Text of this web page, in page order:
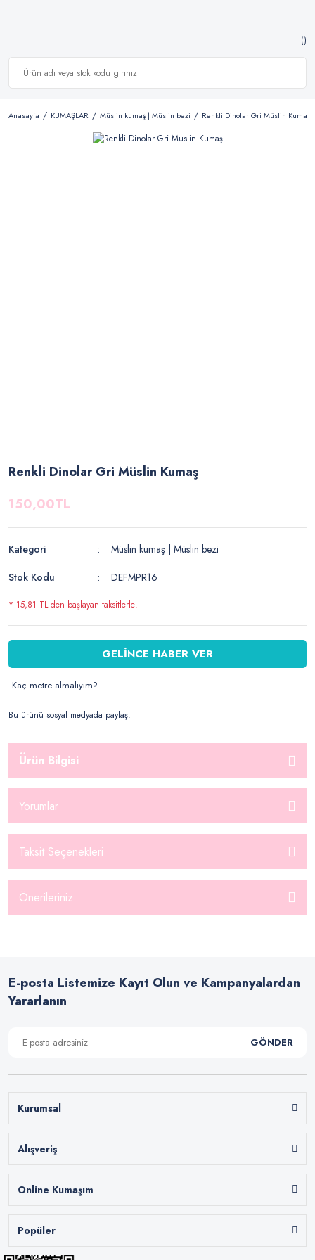
Anasayfa KUMAŞLAR Müslin kumaş | Müslin bezi Renkli Dinolar Gri Müslin Kumaş
Renkli Dinolar Gri Müslin Kumaş
150,00TL
Kategori
Müslin kumaş | Müslin bezi
Stok Kodu
DEFMPR16
* 15,81 TL den başlayan taksitlerle!
GELİNCE HABER VER
Kaç metre almalıyım?
Bu ürünü sosyal medyada paylaş!
Ürün Bilgisi
Yorumlar
Taksit Seçenekleri
Önerileriniz
E-posta Listemize Kayıt Olun ve Kampanyalardan
Yararlanın
GÖNDER
Kurumsal
Alışveriş
Online Kumaşım
Popüler